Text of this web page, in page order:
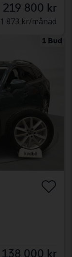
219 800 kr
1 873 kr/månad
1 Bud
138 000 kr